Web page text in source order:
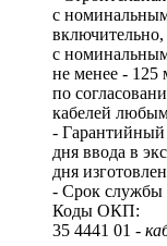
с
с
не менее - 125
по
кабелей
- Гарантийный
дня ввода в
дня
- Срок службы
Коды ОКП:
35 4441 01 -